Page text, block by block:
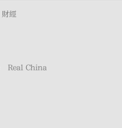
財經
Real China